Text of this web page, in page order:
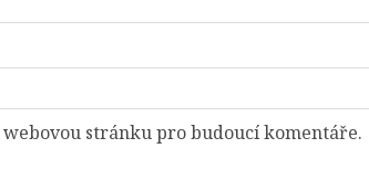
stránku pro budoucí komentáře.